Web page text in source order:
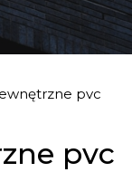
pvc
pvc